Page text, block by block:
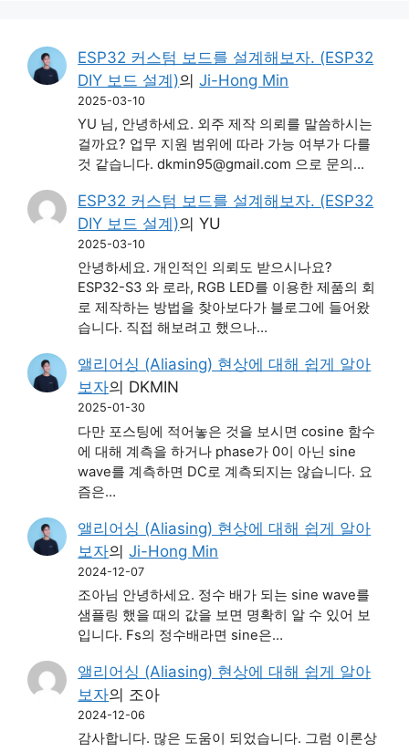
ESP32 커스텀 보드를 설계해보자. (ESP32
DIY 보드 설계)의Ji-Hong Min
2025-03-10
YU 님, 안녕하세요. 외주 제작 의뢰를 말씀하시는
걸까요? 업무 지원 범위에 따라 가능 여부가 다를
것 같습니다. dkmin95@gmail.com 으로 문의…
ESP32 커스텀 보드를 설계해보자. (ESP32
DIY 보드 설계)의YU
2025-03-10
안녕하세요. 개인적인 의뢰도 받으시나요?
ESP32-S3 와 로라, RGB LED를 이용한 제품의 회
로 제작하는 방법을 찾아보다가 블로그에 들어왔
습니다. 직접 해보려고 했으나…
앨리어싱 (Aliasing) 현상에 대해 쉽게 알아
보자의 DKMIN
2025-01-30
다만 포스팅에 적어놓은 것을 보시면 cosine 함수
에 대해 계측을 하거나 phase가 0이 아닌 sine
wave를 계측하면 DC로 계측되지는 않습니다. 요
즘은…
앨리어싱 (Aliasing) 현상에 대해 쉽게 알아
보자의Ji-Hong Min
2024-12-07
조아님 안녕하세요. 정수 배가 되는 sine wave를
샘플링 했을 때의 값을 보면 명확히 알 수 있어 보
입니다. Fs의 정수배라면 sine은…
앨리어싱 (Aliasing) 현상에 대해 쉽게 알아
보자의 조아
2024-12-06
감사합니다. 많은 도움이 되었습니다. 그럼 이론상